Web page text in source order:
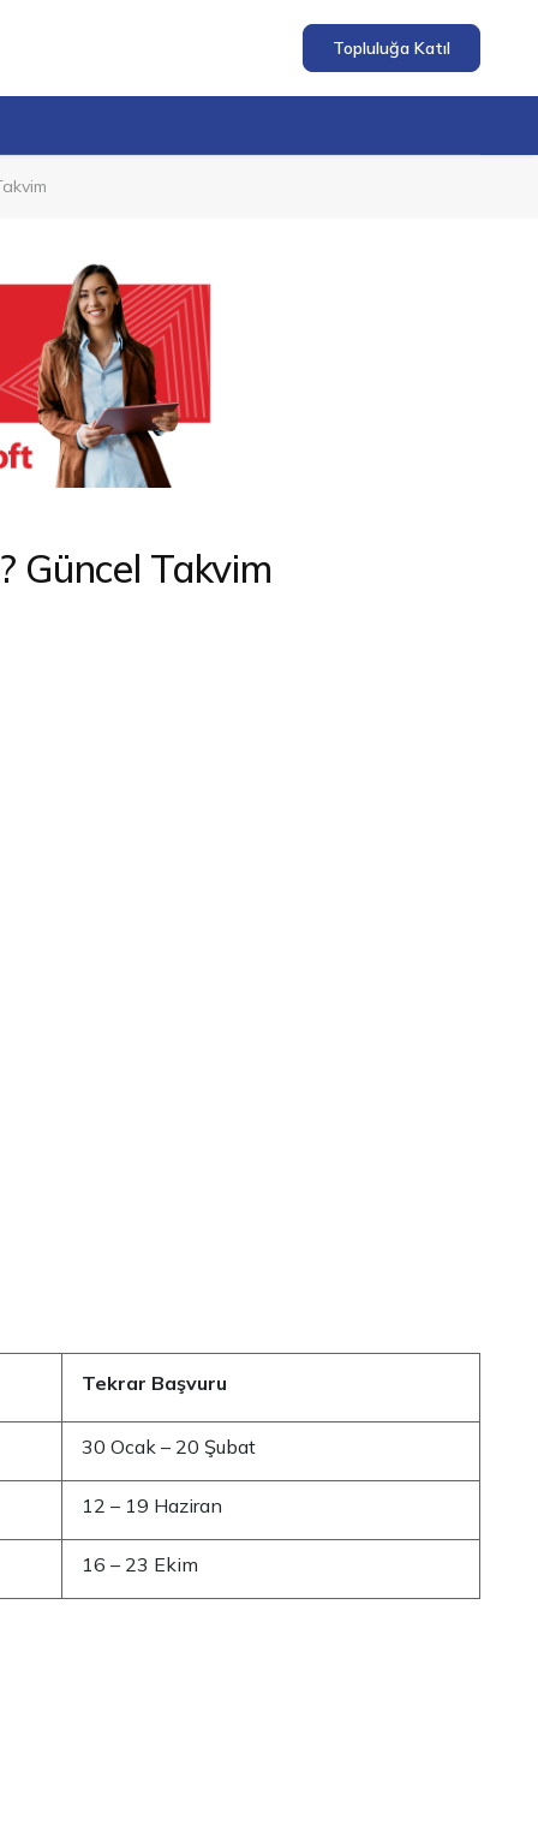
Topluluğa Katıl
Güncel Takvim
Tekrar Başvuru
30 Ocak – 20 Şubat
12 – 19 Haziran
16 – 23 Ekim